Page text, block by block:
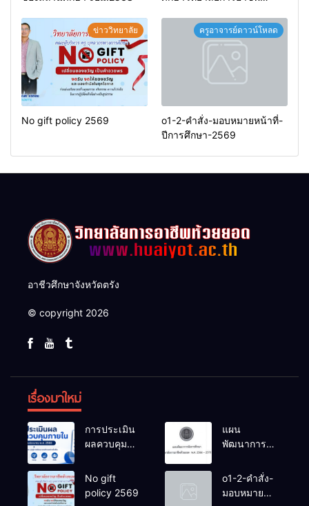
ข่าววิทยาลัย
No gift policy 2569
ครูอาจารย์ดาวน์โหลด
o1-2-คำสั่ง-มอบหมายหน้าที่-
ปีการศึกษา-2569
อาชีวศึกษาจังหวัดตรัง
© copyright 2026
เรื่องมาใหม่
การประเมิน
ผลควบคุม
สถานศึกษา
งปม.2568
แผน
พัฒนาการ
ศึกษาวิทยาลัย
No gift
policy 2569
o1-2-คำสั่ง-
มอบหมาย